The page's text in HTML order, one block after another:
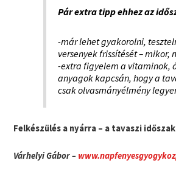
Pár extra tipp ehhez az
-már lehet gyakorolni,
versenyek frissítését – mikor,
-extra figyelem a vitaminok,
anyagok kapcsán, hogy a
csak olvasmányélmény
Felkészülés a nyárra – a tavaszi
Várhelyi Gábor –